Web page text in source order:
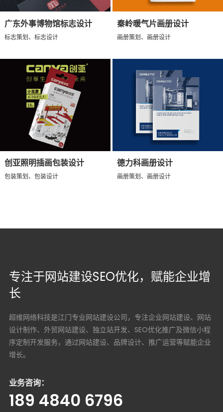
广东外事博物馆标志设计
标志策划、标志设计
秦岭暖气片画册设计
画册策划、画册设计
创亚照明插画包装设计
包装策划、包装设计
德力科画册设计
画册策划、画册设计
专注于网站建设SEO优化，赋能企业增
长
超维网络科技是江门专业网站建设公司，专注企业网站建设、网站
设计制作、外贸网站建设、独立站开发、SEO优化推广及微信小程
序定制开发服务，通过网站建设、品牌设计、推广运营等赋能企业
增长。
业务咨询：
189 4840 6796